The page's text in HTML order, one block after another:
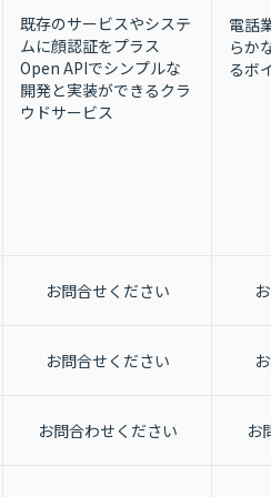
既存のサービスやシステ
ムに顔認証をプラス
Open APIでシンプルな
開発と実装ができるクラ
ウドサービス
電話
らか
るボ
お問合せください
お問合せください
お問合わせください お